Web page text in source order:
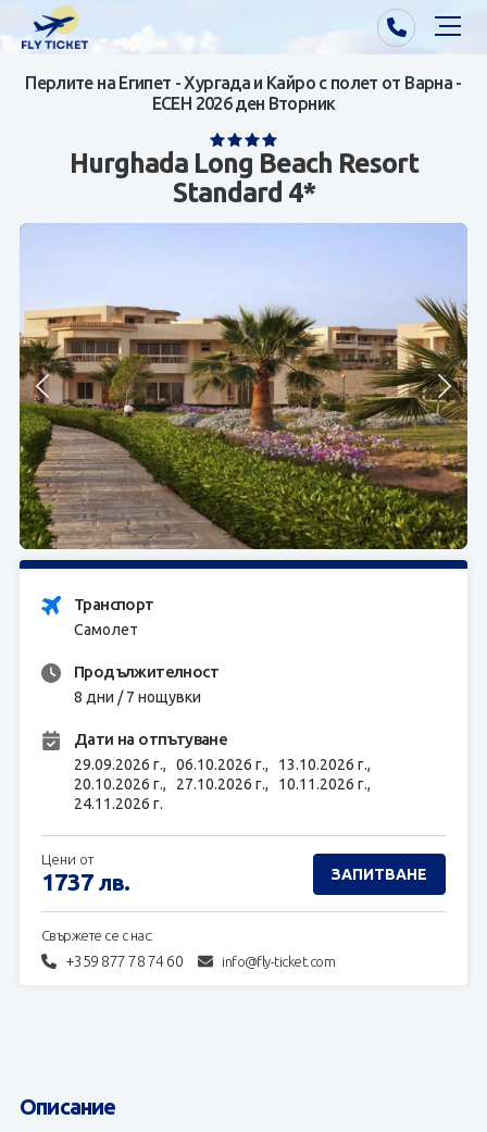
Почивки от Варна
Почивки от София/Пловдив/Бургас
Визи
Контакти
За нас
ЗАПИТВАНЕ
Перлите на Египет - Хургада и Кайро с полет от Варна -
ЕСЕН 2026 ден Вторник
Hurghada Long Beach Resort
Standard 4*
Транспорт
Самолет
Продължителност
8 дни / 7 нощувки
Дати на отпътуване
29.09.2026 г., 06.10.2026 г., 13.10.2026 г.,
20.10.2026 г., 27.10.2026 г., 10.11.2026 г.,
24.11.2026 г.
Свържете се с нас:
+359 877 78 74 60 info@fly-ticket.com
Цени от
1737 лв. ЗАПИТВАНЕ
Описание